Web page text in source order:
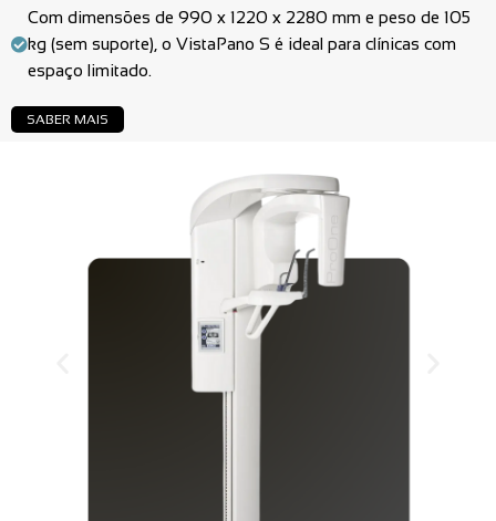
Com dimensões de 990 x 1220 x 2280 mm e peso de 105
kg (sem suporte), o VistaPano S é ideal para clínicas com
espaço limitado.
SABER MAIS